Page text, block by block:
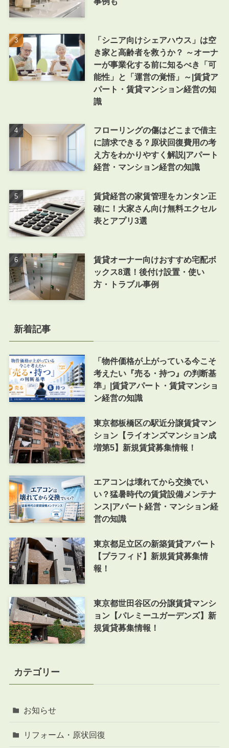
「シニア向けシェアハウス」は空
き家と高齢者を救うか？ ～オーナ
ーが事業化する前に知るべき「可
能性」と「運営の覚悟」～|賃貸ア
パート・賃貸マンション経営の知
識
フローリングの傷はどこまで借主
に請求できる？原状回復費用の考
え方をわかりやすく解説|アパート
経営・マンション経営の知識
賃貸経営の家賃管理をカンタン正
確に！大家さん向け無料エクセル
表とアプリ3選
賃貸オーナー向けおすすめ宅配ボ
ックス8選！後付け設置・使い
方・トラブル事例
新着記事
「物件価格が上がっている今こそ
考えたい『売る・持つ』の判断基
準」|賃貸アパート・賃貸マンショ
ン経営の知識
東京都板橋区の駅近分譲賃貸マン
ション【ライオンズマンション成
増第5】新規賃貸募集情報！
エアコンは壊れてから交換でい
い？猛暑時代の賃貸設備メンテナ
ンス|アパート経営・マンション経
営の知識
東京都足立区の新築賃貸アパート
【プラフィド】新規賃貸募集情
報！
東京都世田谷区の分譲賃貸マンシ
ョン【パレミーユガーデンズ】新
規賃貸募集情報！
カテゴリー
お知らせ
リフォーム・原状回復